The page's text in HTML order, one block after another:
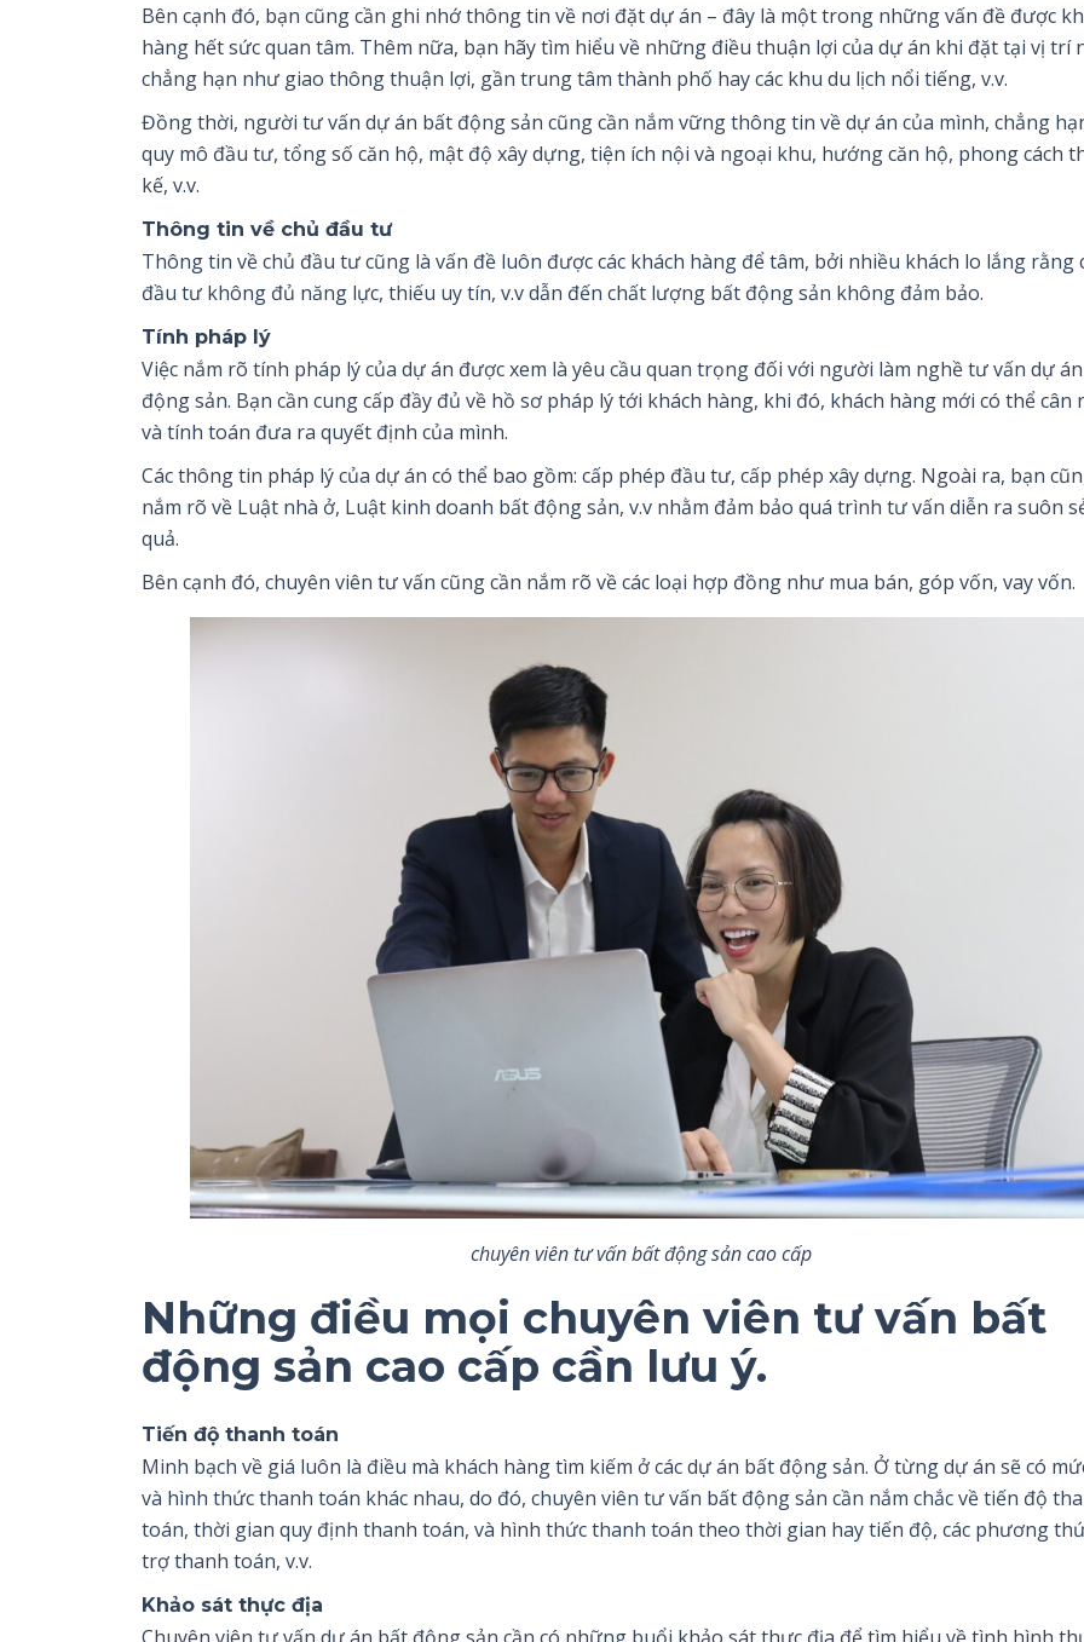
Bên cạnh đó, bạn cũng cần ghi nhớ thông tin về nơi đặt dự án – đây là một trong những vấn đề được
hàng hết sức quan tâm. Thêm nữa, bạn hãy tìm hiểu về những điều thuận lợi của dự án khi đặt tại vị trí
chẳng hạn như giao thông thuận lợi, gần trung tâm thành phố hay các khu du lịch nổi tiếng, v.v.
Đồng thời, người tư vấn dự án bất động sản cũng cần nắm vững thông tin về dự án của mình, chẳng
quy mô đầu tư, tổng số căn hộ, mật độ xây dựng, tiện ích nội và ngoại khu, hướng căn hộ, phong cách
kế, v.v.
Thông tin về chủ đầu tư
Thông tin về chủ đầu tư cũng là vấn đề luôn được các khách hàng để tâm, bởi nhiều khách lo lắng rằng
đầu tư không đủ năng lực, thiếu uy tín, v.v dẫn đến chất lượng bất động sản không đảm bảo.
Tính pháp lý
Việc nắm rõ tính pháp lý của dự án được xem là yêu cầu quan trọng đối với người làm nghề tư vấn dự
động sản. Bạn cần cung cấp đầy đủ về hồ sơ pháp lý tới khách hàng, khi đó, khách hàng mới có thể cân
và tính toán đưa ra quyết định của mình.
Các thông tin pháp lý của dự án có thể bao gồm: cấp phép đầu tư, cấp phép xây dựng. Ngoài ra, bạn
nắm rõ về Luật nhà ở, Luật kinh doanh bất động sản, v.v nhằm đảm bảo quá trình tư vấn diễn ra suôn
quả.
Bên cạnh đó, chuyên viên tư vấn cũng cần nắm rõ về các loại hợp đồng như mua bán, góp vốn, vay vốn.
chuyên viên tư vấn bất động sản cao cấp
Những điều mọi chuyên viên tư vấn bất
động sản cao cấp cần lưu ý.
Tiến độ thanh toán
Minh bạch về giá luôn là điều mà khách hàng tìm kiếm ở các dự án bất động sản. Ở từng dự án sẽ có
và hình thức thanh toán khác nhau, do đó, chuyên viên tư vấn bất động sản cần nắm chắc về tiến độ
toán, thời gian quy định thanh toán, và hình thức thanh toán theo thời gian hay tiến độ, các phương
trợ thanh toán, v.v.
Khảo sát thực địa